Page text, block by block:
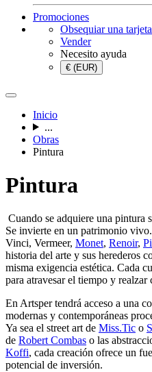
Promociones
Obsequiar una
Vender
Necesito ayuda
€ (EUR)
Inicio
...
Obras
Pintura
Pintura
Cuando se adquiere una pintura
Se invierte en un patrimonio
Vinci, Vermeer, Monet, Renoir,
historia del arte y sus herederos
misma exigencia estética. Cada
para atravesar el tiempo y
En Artsper tendrá acceso a una
modernas y contemporáneas
Ya sea el street art de Miss.Tic o
de Robert Combas o las
Koffi, cada creación ofrece un
potencial de inversión.